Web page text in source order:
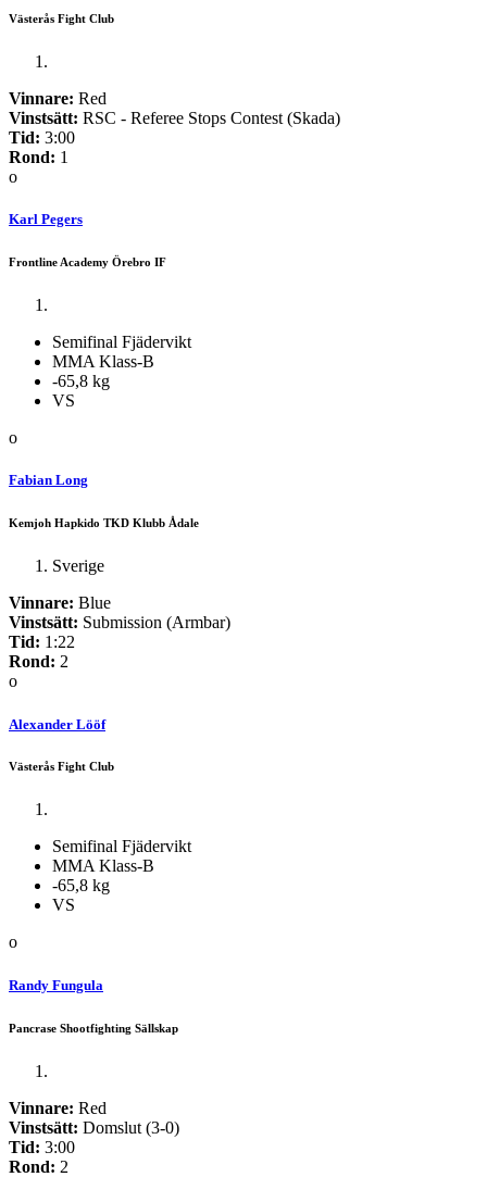
Västerås Fight Club
Vinnare: Red
Vinstsätt: RSC - Referee Stops Contest (Skada)
Tid: 3:00
Rond: 1
o
Karl Pegers
Frontline Academy Örebro IF
Semifinal Fjädervikt
MMA Klass-B
-65,8 kg
VS
o
Fabian Long
Kemjoh Hapkido TKD Klubb Ådale
Sverige
Vinnare: Blue
Vinstsätt: Submission (Armbar)
Tid: 1:22
Rond: 2
o
Alexander Lööf
Västerås Fight Club
Semifinal Fjädervikt
MMA Klass-B
-65,8 kg
VS
o
Randy Fungula
Pancrase Shootfighting Sällskap
Vinnare: Red
Vinstsätt: Domslut (3-0)
Tid: 3:00
Rond: 2